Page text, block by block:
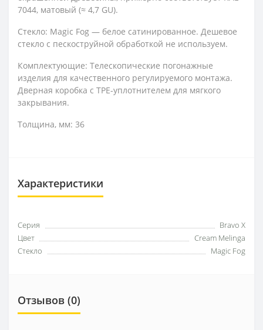
7044, матовый (≈ 4,7 GU).
Стекло: Magic Fog — белое сатинированное. Дешевое
стекло с пескоструйной обработкой не используем.
Комплектующие: Телескопические погонажные
изделия для качественного регулируемого монтажа.
Дверная коробка с TPE-уплотнителем для мягкого
закрывания.
Толщина, мм: 36
Характеристики
Серия
Bravo X
Цвет
Cream Melinga
Стекло
Magic Fog
Отзывов (0)